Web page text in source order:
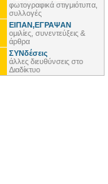
φωτογραφικά στιγμιότυπα,
συλλογές
ΕΙΠΑΝ,ΕΓΡΑΨΑΝ
ομιλίες, συνεντεύξεις &
άρθρα
ΣΥΝδέσεις
άλλες διευθύνσεις στο
Διαδίκτυο